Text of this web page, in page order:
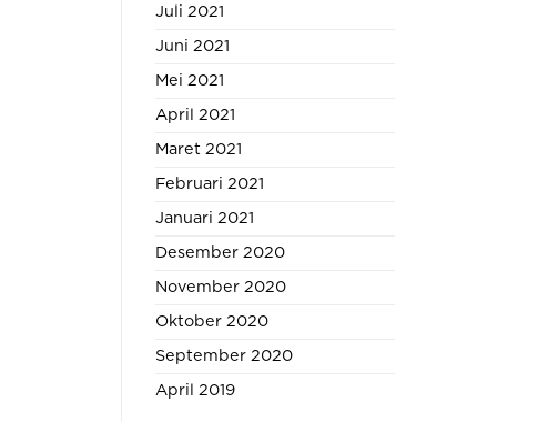
Juli 2021
Juni 2021
Mei 2021
April 2021
Maret 2021
Februari 2021
Januari 2021
Desember 2020
November 2020
Oktober 2020
September 2020
April 2019